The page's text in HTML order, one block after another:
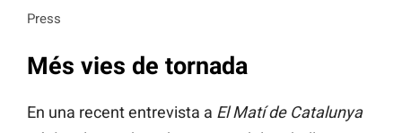
Press
Més vies de tornada
En una recent entrevista a El Matí de Catalunya